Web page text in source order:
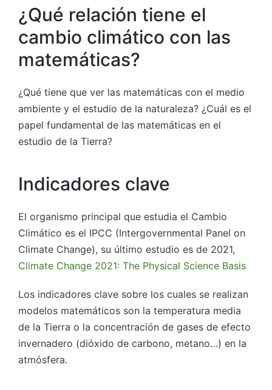
¿Qué relación tiene el
cambio climático con las
matemáticas?
¿Qué tiene que ver las matemáticas con el medio
ambiente y el estudio de la naturaleza? ¿Cuál es el
papel fundamental de las matemáticas en el
estudio de la Tierra?
Indicadores clave
El organismo principal que estudia el Cambio
Climático es el IPCC (Intergovernmental Panel on
Climate Change), su último estudio es de 2021,
Climate Change 2021: The Physical Science Basis
Los indicadores clave sobre los cuales se realizan
modelos matemáticos son la temperatura media
de la Tierra o la concentración de gases de efecto
invernadero (dióxido de carbono, metano…) en la
atmósfera.